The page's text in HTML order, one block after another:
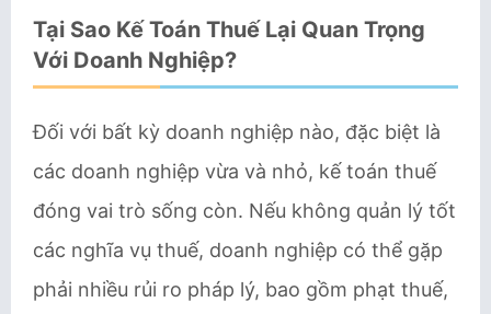
Tại Sao Kế Toán Thuế Lại Quan Trọng
Với Doanh Nghiệp?
Đối với bất kỳ doanh nghiệp nào, đặc biệt là
các doanh nghiệp vừa và nhỏ, kế toán thuế
đóng vai trò sống còn. Nếu không quản lý tốt
các nghĩa vụ thuế, doanh nghiệp có thể gặp
phải nhiều rủi ro pháp lý, bao gồm phạt thuế,